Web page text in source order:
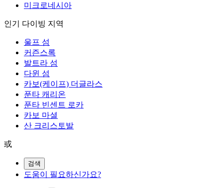
미크로네시아
인기 다이빙 지역
울프 섬
커즌스록
발트라 섬
다윈 섬
카보(케이프) 더글라스
푼타 캐리온
푼타 빈센트 로카
카보 마셜
산 크리스토발
或
검색
도움이 필요하신가요?